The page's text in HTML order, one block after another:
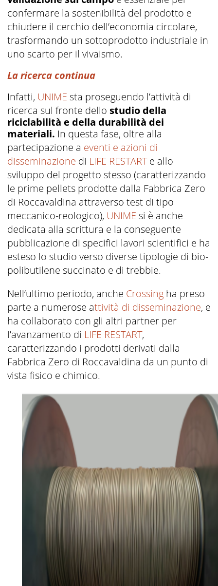
confermare la sostenibilità del prodotto e
chiudere il cerchio dell’economia circolare,
trasformando un sottoprodotto industriale in
uno scarto per il vivaismo.
La ricerca continua
Infatti, UNIME sta proseguendo l’attività di
ricerca sul fronte dello studio della
riciclabilità e della durabilità dei
materiali. In questa fase, oltre alla
partecipazione a eventi e azioni di
disseminazione di LIFE RESTARTe allo
sviluppo del progetto stesso (caratterizzando
le prime pellets prodotte dalla Fabbrica Zero
di Roccavaldina attraverso test di tipo
meccanico-reologico), UNIME si è anche
dedicata alla scrittura e la conseguente
pubblicazione di specifici lavori scientifici e ha
esteso lo studio verso diverse tipologie di bio-
polibutilene succinato e di trebbie.
Nell’ultimo periodo, anche Crossing ha preso
parte a numerose attività di disseminazione, e
ha collaborato con gli altri partner per
l’avanzamento di LIFE RESTART,
caratterizzando i prodotti derivati dalla
Fabbrica Zero di Roccavaldina da un punto di
vista fisico e chimico.